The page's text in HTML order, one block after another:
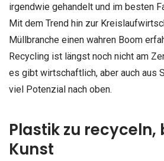
irgendwie gehandelt und im besten
Mit dem Trend hin zur
Müllbranche einen wahren Boom
Recycling ist längst noch nicht am
es gibt wirtschaftlich, aber auch aus
viel Potenzial nach oben.
Plastik zu recyceln,
Kunst